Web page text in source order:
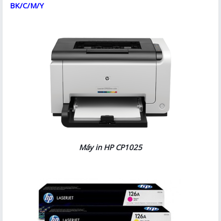
BK/C/M/Y
Máy in HP CP1025